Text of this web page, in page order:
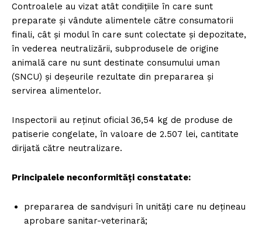
Controalele au vizat atât condițiile în care sunt
preparate și vândute alimentele către consumatorii
finali, cât și modul în care sunt colectate și depozitate,
în vederea neutralizării, subprodusele de origine
animală care nu sunt destinate consumului uman
(SNCU) și deșeurile rezultate din prepararea și
servirea alimentelor.
Inspectorii au reținut oficial 36,54 kg de produse de
patiserie congelate, în valoare de 2.507 lei, cantitate
dirijată către neutralizare.
Principalele neconformități constatate:
prepararea de sandvișuri în unități care nu dețineau
aprobare sanitar-veterinară;